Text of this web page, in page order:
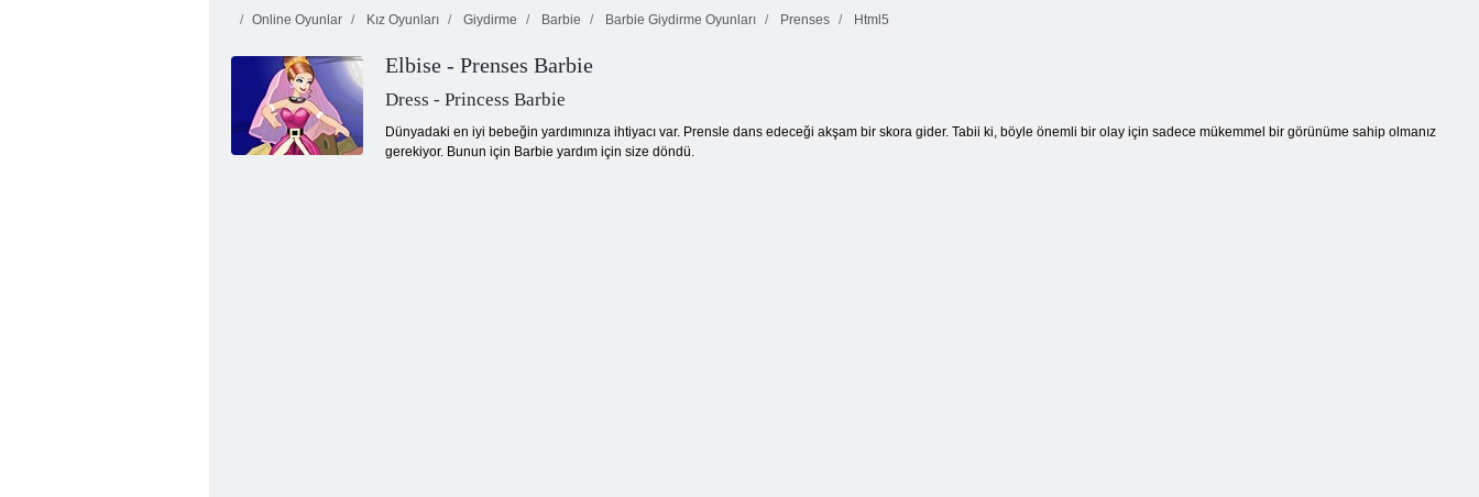
Boyama Kitabı:
Barbie
Online Oyunlar Kız Oyunları Giydirme Barbie Barbie Giydirme Oyunları Prenses Html5
Elbise - Prenses Barbie
Dress - Princess Barbie
Dünyadaki en iyi bebeğin yardımınıza ihtiyacı var. Prensle dans edeceği akşam bir skora gider. Tabii ki, böyle önemli bir olay için sadece mükemmel bir görünüme sahip olmanız
gerekiyor. Bunun için Barbie yardım için size döndü.